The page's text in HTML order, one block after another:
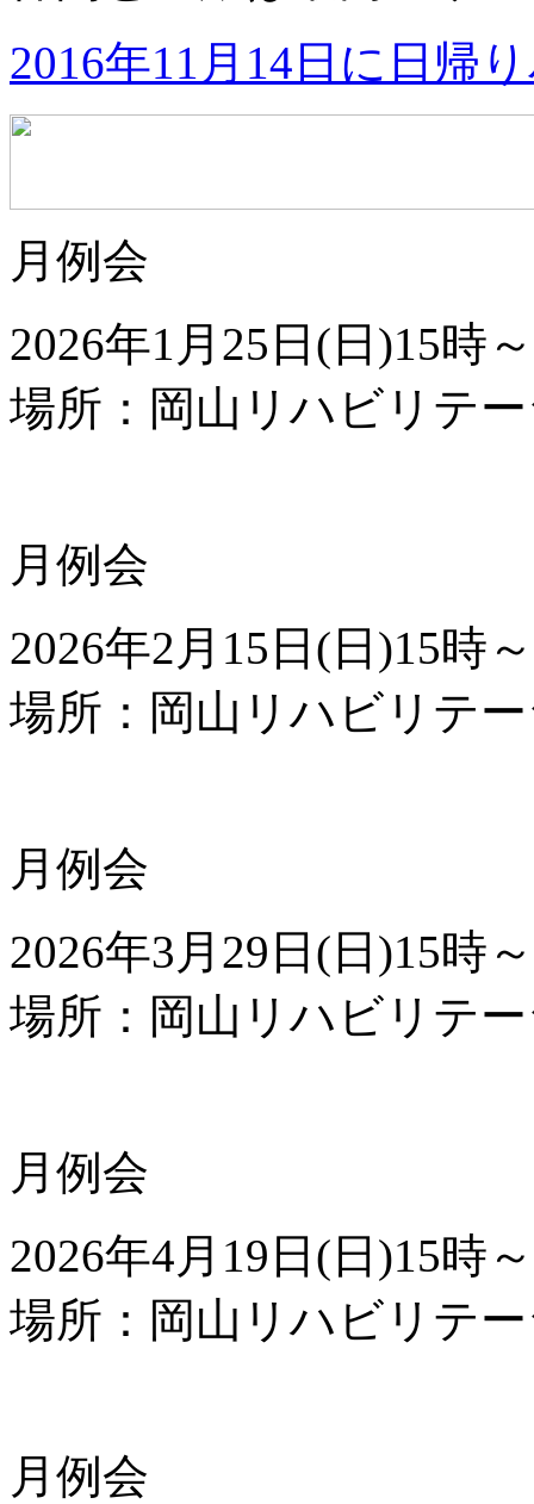
2016年11月14日に日帰
月例会
2026年1 月 25 日(日)15時～
場所：岡山リハビリテ
月例会
2026年2 月 15 日(日)15時～
場所：岡山リハビリテ
月例会
2026年3 月 29 日(日)15時～
場所：岡山リハビリテ
月例会
2026年4月 19 日(日)15時～
場所：岡山リハビリテ
月例会